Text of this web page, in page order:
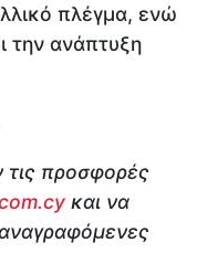
πλέγμα, ενώ
την ανάπτυξη
τις προσφορές
και να